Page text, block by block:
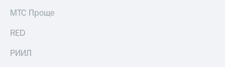
МТС Проще
RED
РИИЛ